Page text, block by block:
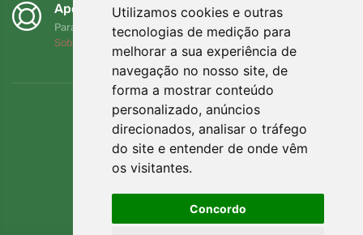
Utilizamos cookies e outras
tecnologias de medição para
melhorar a sua experiência de
navegação no nosso site, de
forma a mostrar conteúdo
personalizado, anúncios
direcionados, analisar o tráfego
do site e entender de onde vêm
os visitantes.
Concordo
Apoiamos a Trees.org
Para cada encomenda plantamos uma árvore! Leia mais
Sobre nós